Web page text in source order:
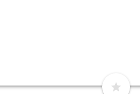
star